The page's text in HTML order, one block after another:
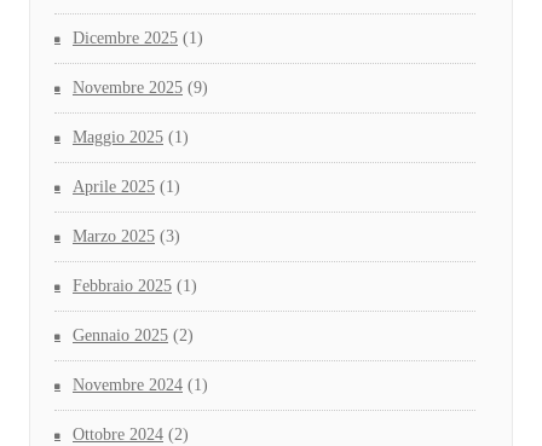
Dicembre 2025 (1)
Novembre 2025 (9)
Maggio 2025 (1)
Aprile 2025 (1)
Marzo 2025 (3)
Febbraio 2025 (1)
Gennaio 2025 (2)
Novembre 2024 (1)
Ottobre 2024 (2)